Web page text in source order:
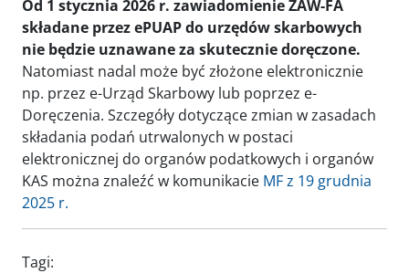
Od 1 stycznia 2026 r. zawiadomienie ZAW-FA
składane przez ePUAP do urzędów skarbowych
nie będzie uznawane za skutecznie doręczone.
Natomiast nadal może być złożone elektronicznie
np. przez e-Urząd Skarbowy lub poprzez e-
Doręczenia. Szczegóły dotyczące zmian w zasadach
składania podań utrwalonych w postaci
elektronicznej do organów podatkowych i organów
KAS można znaleźć w komunikacie MF z 19 grudnia
2025 r.
Tagi: